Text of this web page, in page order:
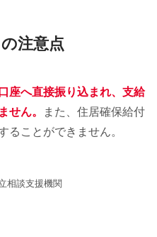
注意点
座へ直接振り込まれ、支給
せん。
また、住居確保給付
ることができません。
相談支援機関